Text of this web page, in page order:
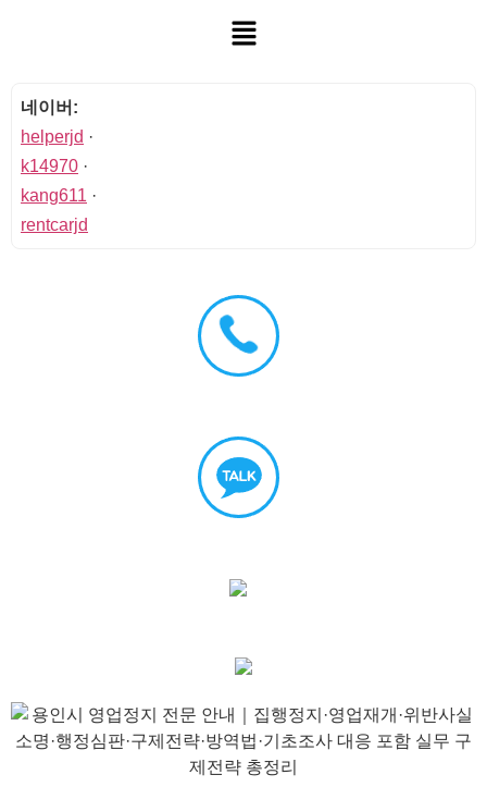
네이버:
helperjd ·
k14970 ·
kang611 ·
rentcarjd